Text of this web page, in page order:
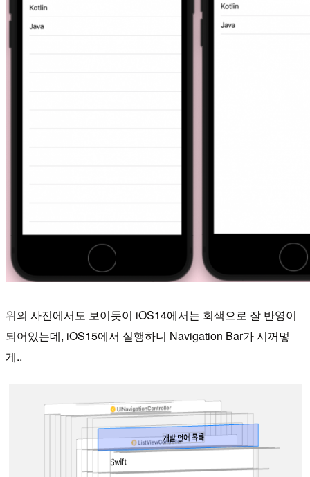
위의 사진에서도 보이듯이 iOS14에서는 회색으로 잘 반영이
되어있는데, iOS15에서 실행하니 Navigation Bar가 시꺼멓
게..